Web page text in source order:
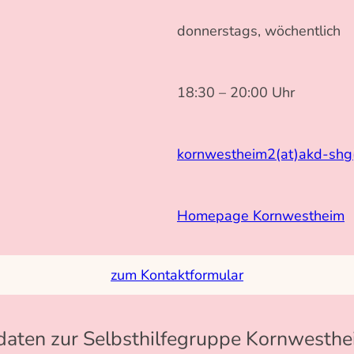
donnerstags, wöchentlich
18:30 – 20:00 Uhr
kornwestheim2(at)akd-
Homepage Kornwestheim
zum Kontaktformular
zur Selbsthilfegruppe